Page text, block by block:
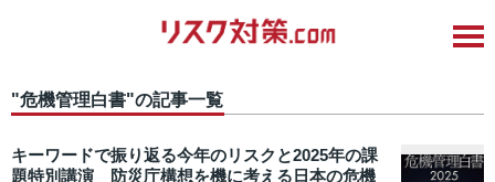
"危機管理白書"の記事一覧
キーワードで振り返る今年のリスクと2025年の課
題特別講演 防災庁構想を機に考える日本の危機